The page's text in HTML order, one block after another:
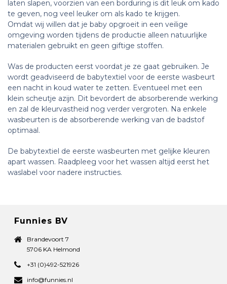
laten slapen, voorzien van een borduring is dit leuk om kado
te geven, nog veel leuker om als kado te krijgen.
Omdat wij willen dat je baby opgroeit in een veilige
omgeving worden tijdens de productie alleen natuurlijke
materialen gebruikt en geen giftige stoffen.
Was de producten eerst voordat je ze gaat gebruiken. Je
wordt geadviseerd de babytextiel voor de eerste wasbeurt
een nacht in koud water te zetten. Eventueel met een
klein scheutje azijn. Dit bevordert de absorberende werking
en zal de kleurvastheid nog verder vergroten. Na enkele
wasbeurten is de absorberende werking van de badstof
optimaal.
De babytextiel de eerste wasbeurten met gelijke kleuren
apart wassen. Raadpleeg voor het wassen altijd eerst het
waslabel voor nadere instructies.
Funnies BV
Brandevoort 7
5706 KA Helmond
+31 (0)492-521926
info@funnies.nl